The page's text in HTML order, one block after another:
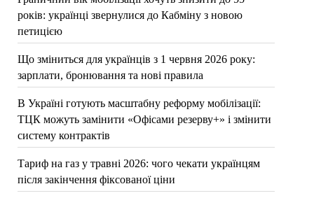
років: українці звернулися до Кабміну з новою
петицією
Що зміниться для українців з 1 червня 2026 року:
зарплати, бронювання та нові правила
В Україні готують масштабну реформу мобілізації:
ТЦК можуть замінити «Офісами резерву+» і змінити
систему контрактів
Тариф на газ у травні 2026: чого чекати українцям
після закінчення фіксованої ціни